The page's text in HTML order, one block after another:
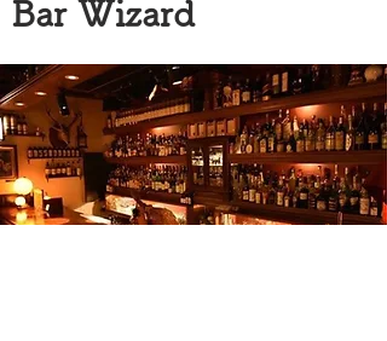
Bar Wizard